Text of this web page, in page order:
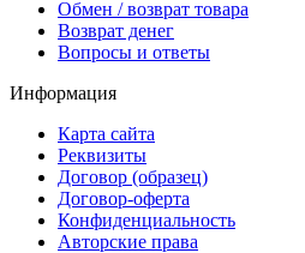
Обмен / возврат товара
Возврат денег
Вопросы и ответы
Информация
Карта сайта
Реквизиты
Договор (образец)
Договор-оферта
Конфиденциальность
Авторские права